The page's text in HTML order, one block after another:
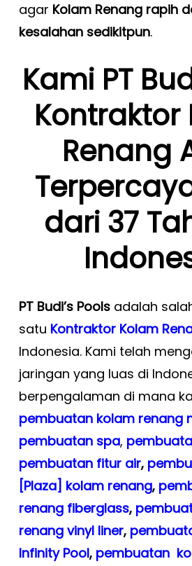
agar Kolam Renang rapih
kesalahan sedikitpun.
Kami PT
Kontraktor
Renang
dari 37
PT Budi’s Poolsadalah
satu Kontraktor Kolam
Indonesia. Kami telah
jaringan yang luas di
berpengalaman di mana
pembuatan kolam renang
pembuatan spa,
pembuatan fitur air,
[Plaza] kolam renang,
renang fiberglass,
renang vinyl liner,
Infinity Pool, pembuatan